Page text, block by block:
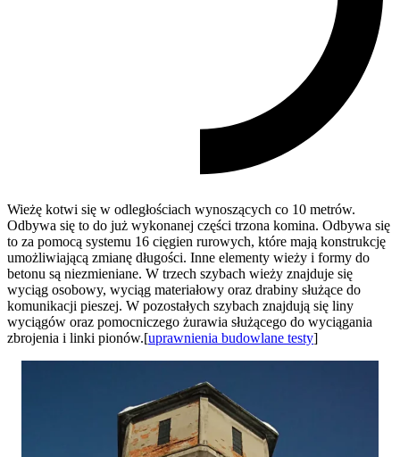
Wieżę kotwi się w odległościach wynoszących co 10 metrów.
Odbywa się to do już wykonanej części trzona komina. Odbywa się
to za pomocą systemu 16 cięgien rurowych, które mają konstrukcję
umożliwiającą zmianę długości. Inne elementy wieży i formy do
betonu są niezmieniane. W trzech szybach wieży znajduje się
wyciąg osobowy, wyciąg materiałowy oraz drabiny służące do
komunikacji pieszej. W pozostałych szybach znajdują się liny
wyciągów oraz pomocniczego żurawia służącego do wyciągania
zbrojenia i linki pionów.[uprawnienia budowlane testy]